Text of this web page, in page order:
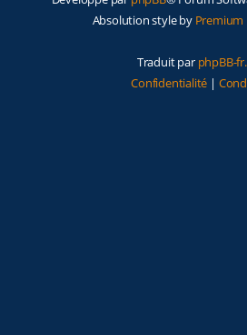
Absolution style by Premium
Traduit par phpBB-
Confidentialité |